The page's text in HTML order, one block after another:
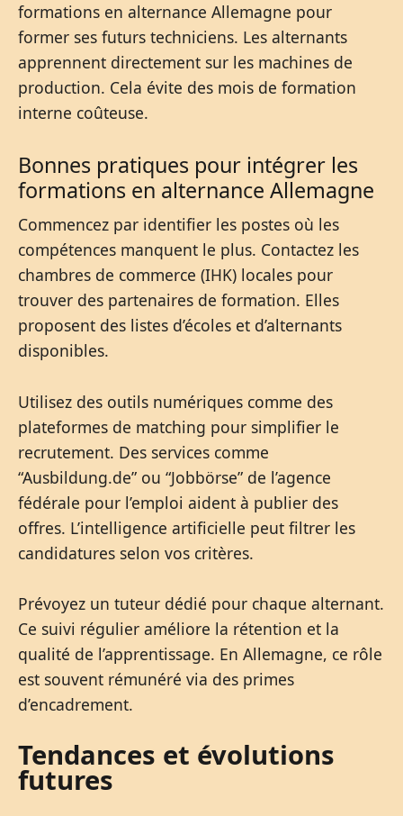
formations en alternance Allemagne pour
former ses futurs techniciens. Les alternants
apprennent directement sur les machines de
production. Cela évite des mois de formation
interne coûteuse.
Bonnes pratiques pour intégrer les
formations en alternance Allemagne
Commencez par identifier les postes où les
compétences manquent le plus. Contactez les
chambres de commerce (IHK) locales pour
trouver des partenaires de formation. Elles
proposent des listes d’écoles et d’alternants
disponibles.
Utilisez des outils numériques comme des
plateformes de matching pour simplifier le
recrutement. Des services comme
“Ausbildung.de” ou “Jobbörse” de l’agence
fédérale pour l’emploi aident à publier des
offres. L’intelligence artificielle peut filtrer les
candidatures selon vos critères.
Prévoyez un tuteur dédié pour chaque alternant.
Ce suivi régulier améliore la rétention et la
qualité de l’apprentissage. En Allemagne, ce rôle
est souvent rémunéré via des primes
d’encadrement.
Tendances et évolutions
futures